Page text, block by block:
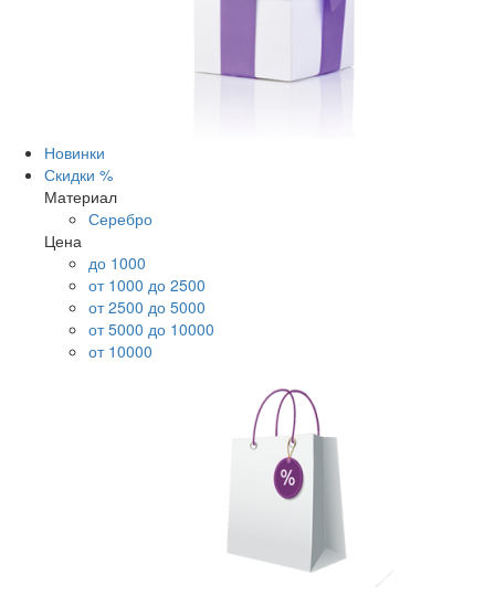
Новинки
Скидки %
Материал
Серебро
Цена
до 1000
от 1000 до 2500
от 2500 до 5000
от 5000 до 10000
от 10000